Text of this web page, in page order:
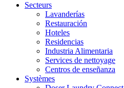
Secteurs
Lavanderías
Restauración
Hoteles
Residencias
Industria Alimentaria
Services de nettoyage
Centros de enseñanza
Systèmes